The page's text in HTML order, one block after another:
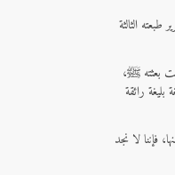
الثالثة
بعثته ﷺ،
رائقة
فإننا لا نجد